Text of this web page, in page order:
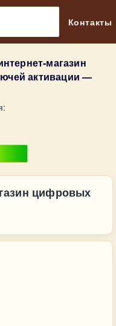
Контакты
магазин
активации —
цифровых